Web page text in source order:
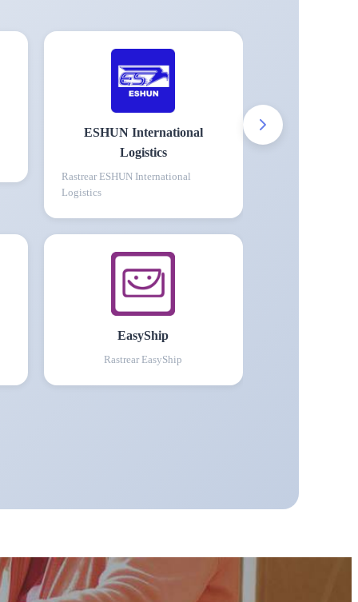
ESHUN International
Logistics
Rastrear ESHUN International
Logistics
EasyShip
Rastrear EasyShip